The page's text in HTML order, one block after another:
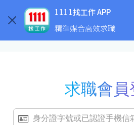
1111找工作 APP
精準媒合高效求職
求職會員